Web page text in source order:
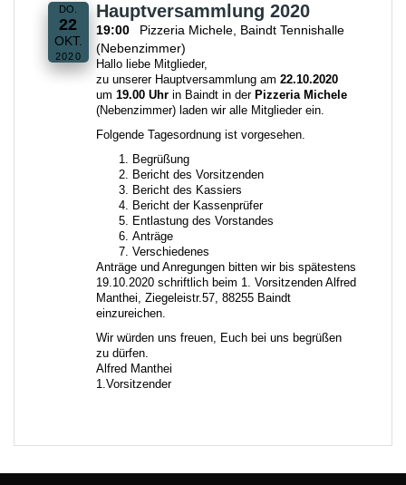
DO.
22
OKT.
2020
Hauptversammlung 2020
19:00
Pizzeria Michele, Baindt Tennishalle
(Nebenzimmer)
Hallo liebe Mitglieder,
zu unserer Hauptversammlung am22.10.2020
um19.00 Uhr in Baindt in der Pizzeria Michele
(Nebenzimmer) laden wir alle Mitglieder ein.
Folgende Tagesordnung ist vorgesehen.
Begrüßung
Bericht des Vorsitzenden
Bericht des Kassiers
Bericht der Kassenprüfer
Entlastung des Vorstandes
Anträge
Verschiedenes
Anträge und Anregungen bitten wir bis spätestens
19.10.2020 schriftlich beim 1. Vorsitzenden Alfred
Manthei, Ziegeleistr.57, 88255 Baindt
einzureichen.
Wir würden uns freuen, Euch bei uns begrüßen
zu dürfen.
Alfred Manthei
1.Vorsitzender